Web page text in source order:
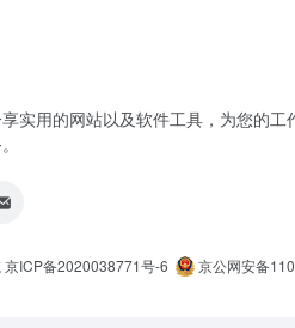
实用的网站以及软件工具，为您的工
京ICP备2020038771号-6 京公网安备